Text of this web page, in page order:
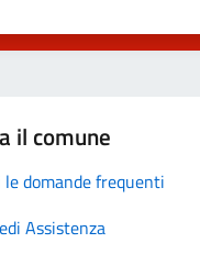
il comune
le domande frequenti
Assistenza